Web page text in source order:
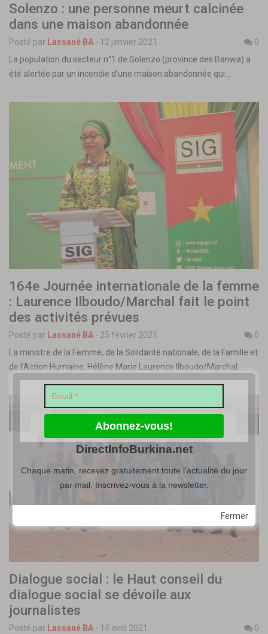
Solenzo : une personne meurt calcinée
dans une maison abandonnée
Posté par Lassané BA - 12 janvier 2021
0
La population du secteur n°1 de Solenzo (province des Banwa) a
été alertée par un incendie d’une maison abandonnée qui…
164e Journée internationale de la femme
: Laurence Ilboudo/Marchal fait le point
des activités prévues
Posté par Lassané BA - 25 février 2021
0
La ministre de la Femme, de la Solidarité nationale, de la Famille et
de l’Action Humaine, Hélène Marie Laurence llboudo/Marchal…
Dialogue social : le Haut conseil du
dialogue social se dévoile aux
journalistes
Posté par Lassané BA - 14 avril 2021
0
Fermer
DirectInfoBurkina.net
Chaque matin, recevez gratuitement toute l'actualité du jour
par mail. Inscrivez-vous à la newsletter.